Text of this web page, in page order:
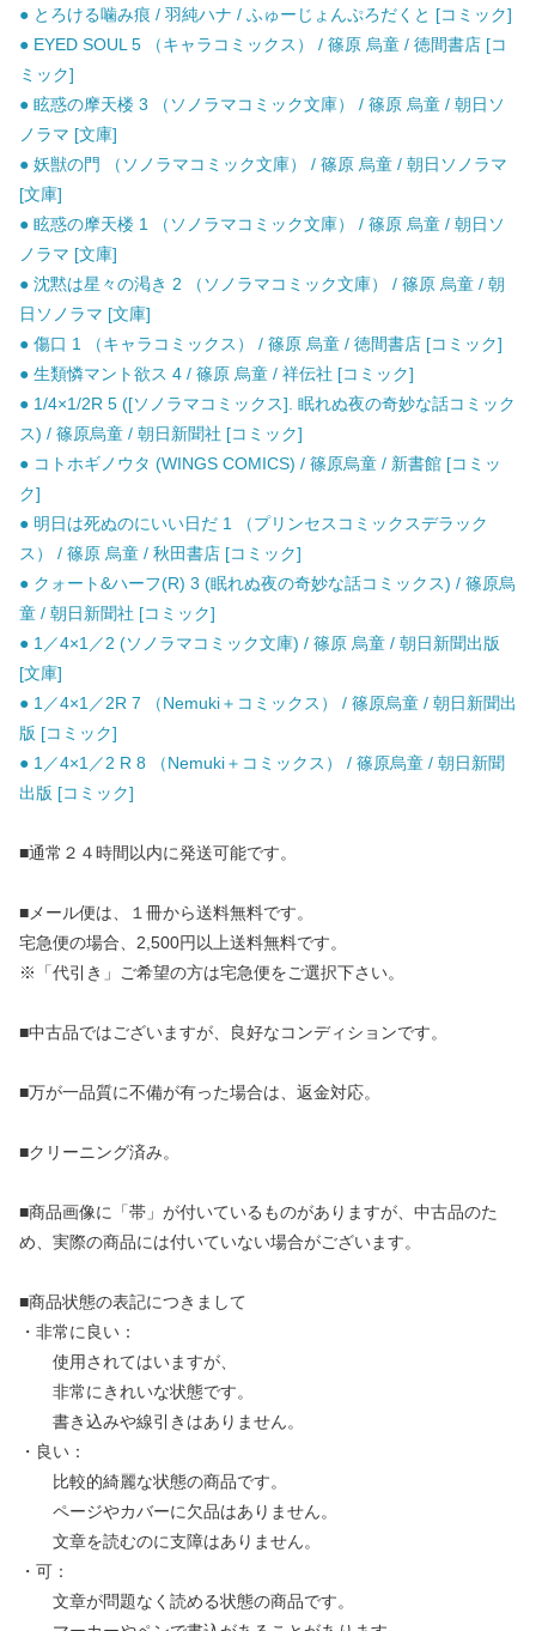
● とろける噛み痕 / 羽純ハナ / ふゅーじょんぷろだくと [コミック]
● EYED SOUL 5 （キャラコミックス） / 篠原 烏童 / 徳間書店 [コ
ミック]
● 眩惑の摩天楼 3 （ソノラマコミック文庫） / 篠原 烏童 / 朝日ソ
ノラマ [文庫]
● 妖獣の門 （ソノラマコミック文庫） / 篠原 烏童 / 朝日ソノラマ
[文庫]
● 眩惑の摩天楼 1 （ソノラマコミック文庫） / 篠原 烏童 / 朝日ソ
ノラマ [文庫]
● 沈黙は星々の渇き 2 （ソノラマコミック文庫） / 篠原 烏童 / 朝
日ソノラマ [文庫]
● 傷口 1 （キャラコミックス） / 篠原 烏童 / 徳間書店 [コミック]
● 生類憐マント欲ス 4 / 篠原 烏童 / 祥伝社 [コミック]
● 1/4×1/2R 5 ([ソノラマコミックス]. 眠れぬ夜の奇妙な話コミック
ス) / 篠原烏童 / 朝日新聞社 [コミック]
● コトホギノウタ (WINGS COMICS) / 篠原烏童 / 新書館 [コミッ
ク]
● 明日は死ぬのにいい日だ 1 （プリンセスコミックスデラック
ス） / 篠原 烏童 / 秋田書店 [コミック]
● クォート&ハーフ(R) 3 (眠れぬ夜の奇妙な話コミックス) / 篠原烏
童 / 朝日新聞社 [コミック]
● 1／4×1／2 (ソノラマコミック文庫) / 篠原 烏童 / 朝日新聞出版
[文庫]
● 1／4×1／2R 7 （Nemuki＋コミックス） / 篠原烏童 / 朝日新聞出
版 [コミック]
● 1／4×1／2 R 8 （Nemuki＋コミックス） / 篠原烏童 / 朝日新聞
出版 [コミック]
■通常２４時間以内に発送可能です。
■メール便は、１冊から送料無料です。
宅急便の場合、2,500円以上送料無料です。
※「代引き」ご希望の方は宅急便をご選択下さい。
■中古品ではございますが、良好なコンディションです。
■万が一品質に不備が有った場合は、返金対応。
■クリーニング済み。
■商品画像に「帯」が付いているものがありますが、中古品のた
め、実際の商品には付いていない場合がございます。
■商品状態の表記につきまして
・非常に良い：
使用されてはいますが、
非常にきれいな状態です。
書き込みや線引きはありません。
・良い：
比較的綺麗な状態の商品です。
ページやカバーに欠品はありません。
文章を読むのに支障はありません。
・可：
文章が問題なく読める状態の商品です。